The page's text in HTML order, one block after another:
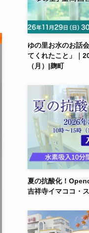
ゆの里お水のお話
てくれたこと」｜
（月）|麹町
夏の抗酸化！
吉祥寺イマココ・